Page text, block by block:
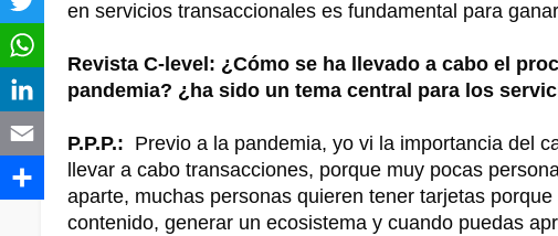
en servicios transaccionales es fundamental para
Revista C-level: ¿Cómo se ha llevado a cabo el
pandemia? ¿ha sido un tema central para los
P.P.P.: Previo a la pandemia, yo vi la importancia del
llevar a cabo transacciones, porque muy pocas
aparte, muchas personas quieren tener tarjetas
contenido, generar un ecosistema y cuando puedas